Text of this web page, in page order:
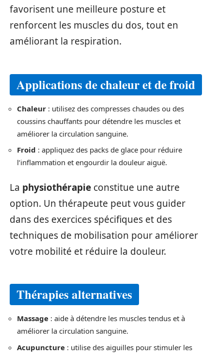
favorisent une meilleure posture et
renforcent les muscles du dos, tout en
améliorant la respiration.
Applications de chaleur et de froid
Chaleur : utilisez des compresses chaudes ou des
coussins chauffants pour détendre les muscles et
améliorer la circulation sanguine.
Froid : appliquez des packs de glace pour réduire
l’inflammation et engourdir la douleur aiguë.
La physiothérapie constitue une autre
option. Un thérapeute peut vous guider
dans des exercices spécifiques et des
techniques de mobilisation pour améliorer
votre mobilité et réduire la douleur.
Thérapies alternatives
Massage : aide à détendre les muscles tendus et à
améliorer la circulation sanguine.
Acupuncture : utilise des aiguilles pour stimuler les